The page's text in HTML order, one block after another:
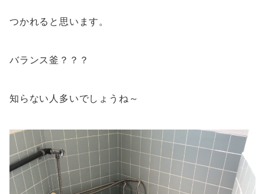
つかれると思います。
バランス釜？？？
知らない人多いでしょうね～